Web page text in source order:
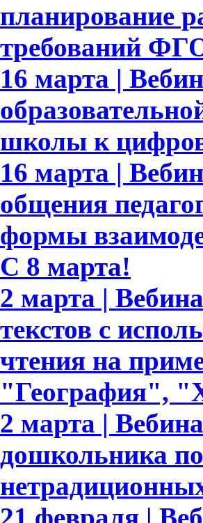
планирование
требований
16 марта |
школы к
16 марта |
общения
формы
C 8 марта!
2 марта |
текстов с
чтения на
"География",
2 марта |
дошкольника